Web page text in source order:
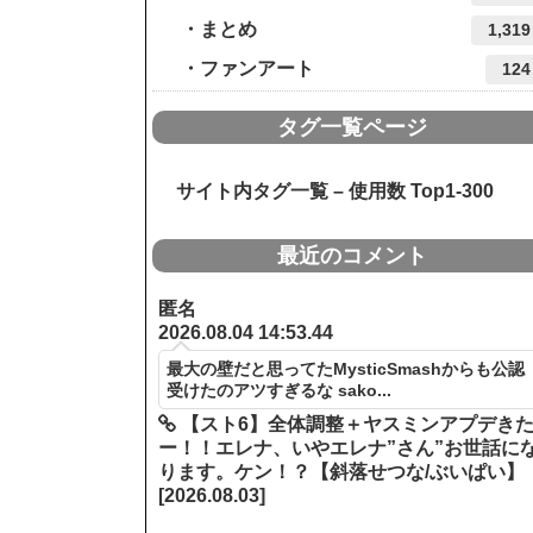
まとめ 1,319
ファンアート 124
タグ一覧ページ
サイト内タグ一覧 – 使用数 Top1-300
最近のコメント
匿名
2026.08.04 14:53.44
最大の壁だと思ってたMysticSmashからも公認
受けたのアツすぎるな sako...
【スト6】全体調整＋ヤスミンアプデき
ー！！エレナ、いやエレナ”さん”お世話に
ります。ケン！？【斜落せつな/ぶいぱい】
[2026.08.03]